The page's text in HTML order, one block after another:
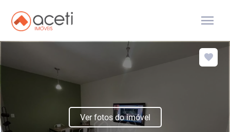
menu
Ver fotos do imóvel